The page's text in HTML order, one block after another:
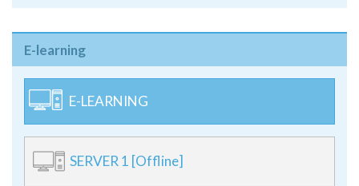
E-learning
E-LEARNING
SERVER 1 [Offline]